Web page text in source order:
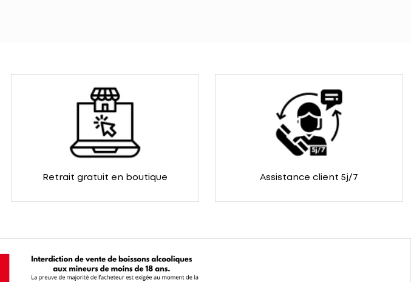
Retrait gratuit en boutique Assistance client 5j/7